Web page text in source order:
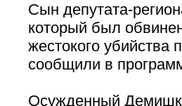
Сын депутата-
который был
жестокого убийства
сообщили в
Осужденный